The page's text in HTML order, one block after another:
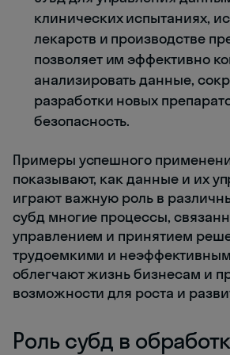
клинических испытаниях,
лекарств и производстве
позволяет им эффективно
анализировать данные,
разработки новых
безопасность.
Примеры успешного
показывают, как данные и их
играют важную роль в
субд многие процессы,
управлением и принятием
трудоемкими и
облегчают жизнь бизнесам и
возможности для роста и
Роль субд в